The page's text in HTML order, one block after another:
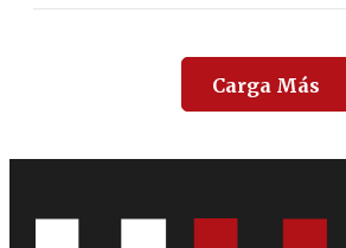
Carga Más